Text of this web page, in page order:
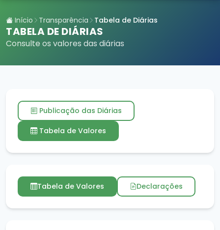
Início Transparência Tabela de Diárias
TABELA DE DIÁRIAS
Consulte os valores das diárias
Publicação das Diárias
Tabela de Valores
Tabela de Valores Declarações